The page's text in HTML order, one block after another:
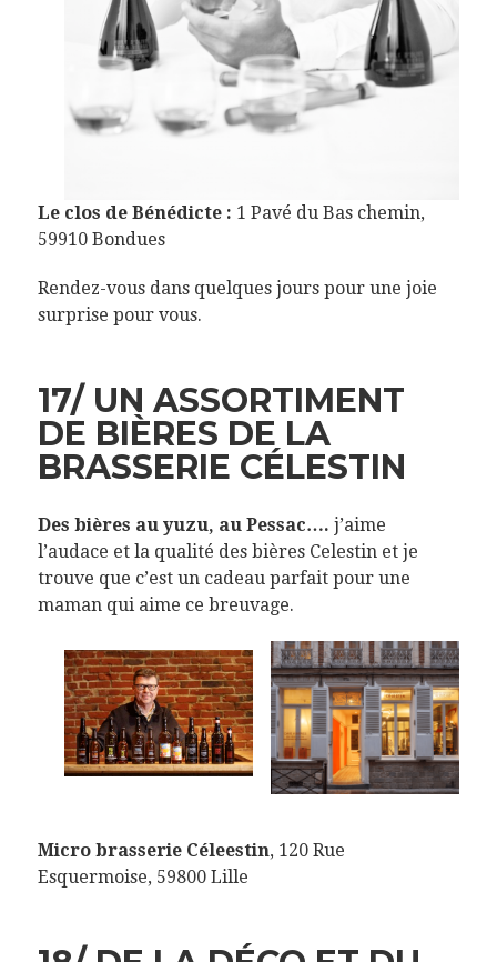
Le clos de Bénédicte : 1 Pavé du Bas chemin,
59910 Bondues
Rendez-vous dans quelques jours pour une joie
surprise pour vous.
17/ UN ASSORTIMENT
DE BIÈRES DE LA
BRASSERIE CÉLESTIN
Des bières au yuzu, au Pessac…. j’aime
l’audace et la qualité des bières Celestin et je
trouve que c’est un cadeau parfait pour une
maman qui aime ce breuvage.
Micro brasserie Céleestin, 120 Rue
Esquermoise, 59800 Lille